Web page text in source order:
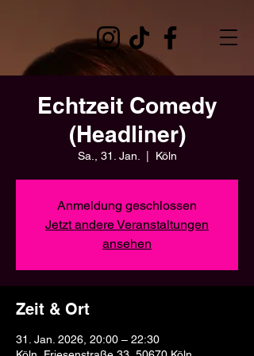
Echtzeit Comedy
(Headliner)
Sa., 31. Jan. Köln
Anmeldung geschlossen
Jetzt andere Veranstaltungen
ansehen
Zeit & Ort
31. Jan. 2026, 20:00 – 22:30